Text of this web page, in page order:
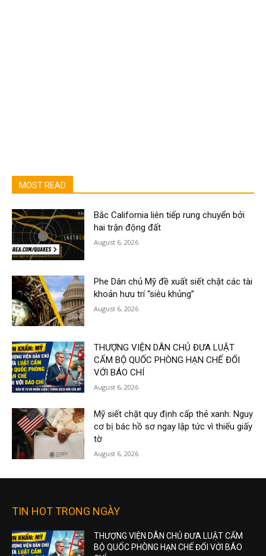
MOST READ
Bắc California liên tiếp rung chuyển bởi
hai trận động đất
August 6, 2026
Phe Dân chủ Mỹ đề xuất siết chặt các tài
khoản hưu trí “siêu khủng”
August 6, 2026
THƯỢNG VIỆN DÂN CHỦ ĐƯA LUẬT
CẤM BỘ QUỐC PHÒNG HẠN CHẾ ĐỐI
VỚI BÁO CHÍ
August 6, 2026
Mỹ siết chặt quy định cấp thẻ xanh: Nguy
cơ bị bác hồ sơ ngay lập tức vì thiếu giấy
tờ
August 6, 2026
TIN HOT TRONG NGÀY
THƯỢNG VIỆN DÂN CHỦ ĐƯA LUẬT CẤM
BỘ QUỐC PHÒNG HẠN CHẾ ĐỐI VỚI BÁO